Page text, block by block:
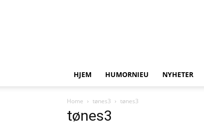
HJEM HUMORNIEU NYHETER
Home tønes3 tønes3
tønes3